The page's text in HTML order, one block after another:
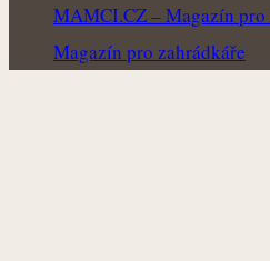
MAMCI.CZ – Magazín
Magazín pro zahrádkáře